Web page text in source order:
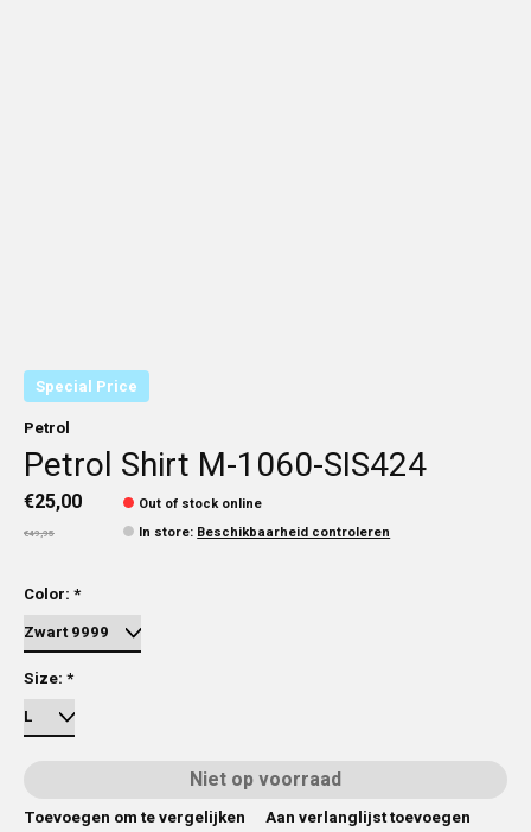
Special Price
Petrol
Petrol Shirt M-1060-SIS424
€25,00
€49,95
Out of stock online
In store: Beschikbaarheid controleren
Color: *
Size: *
Niet op voorraad
Toevoegen om te vergelijken
Aan verlanglijst toevoegen